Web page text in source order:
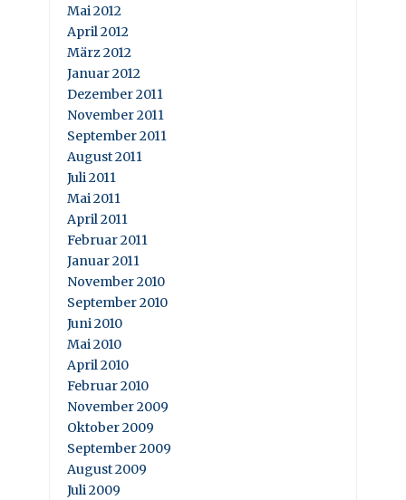
Mai 2012
April 2012
März 2012
Januar 2012
Dezember 2011
November 2011
September 2011
August 2011
Juli 2011
Mai 2011
April 2011
Februar 2011
Januar 2011
November 2010
September 2010
Juni 2010
Mai 2010
April 2010
Februar 2010
November 2009
Oktober 2009
September 2009
August 2009
Juli 2009